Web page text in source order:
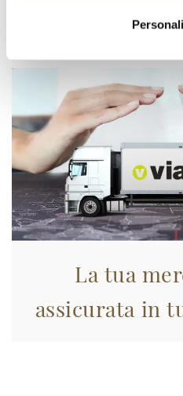
La tua
assicurata in